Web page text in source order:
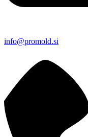
info@promold.si